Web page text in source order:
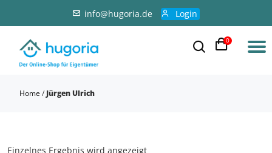
info@hugoria.de Login
0
Home / Jürgen Ulrich
Einzelnes Ergebnis wird angezeigt